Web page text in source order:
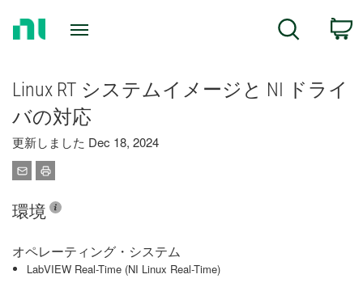
Search
Linux RT システムイメージと NI ドライ
バの対応
更新しました Dec 18, 2024
環境
オペレーティング・システム
LabVIEW Real-Time (NI Linux Real-Time)